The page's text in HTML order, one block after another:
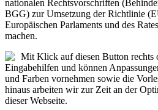
nationalen Rechtsvorschriften
BGG) zur Umsetzung der Richtlinie
Europäischen Parlaments und des
machen.
Mit Klick auf diesen Button rechts
Eingabehilfen und können
und Farben vornehmen sowie die
hinaus arbeiten wir zur Zeit an der
dieser Webseite.